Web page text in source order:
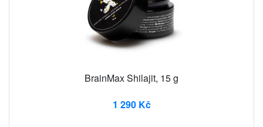
BrainMax Shilajit, 15 g
1 290 Kč